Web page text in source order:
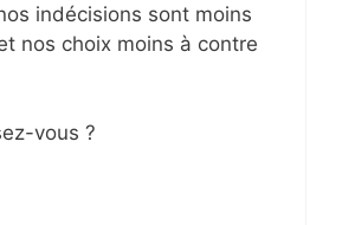
indécisions sont moins
nos choix moins à contre
vous ?